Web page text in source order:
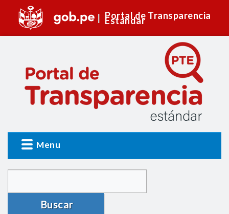
Portal de Transparencia
Estándar
Menu
Buscar